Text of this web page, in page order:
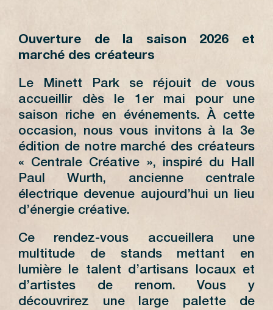
Ouverture de la saison 2026 et
marché des créateurs
Le Minett Park se réjouit de vous
accueillir dès le 1er mai pour une
saison riche en événements. À cette
occasion, nous vous invitons à la 3e
édition de notre marché des créateurs
« Centrale Créative », inspiré du Hall
Paul Wurth, ancienne centrale
électrique devenue aujourd’hui un lieu
d’énergie créative.
Ce rendez-vous accueillera une
multitude de stands mettant en
lumière le talent d’artisans locaux et
d’artistes de renom. Vous y
découvrirez une large palette de